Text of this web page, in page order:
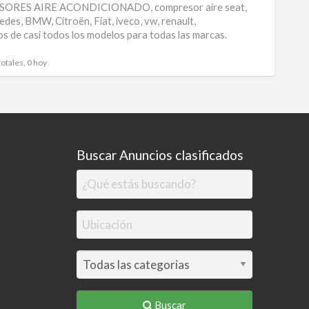
AIRE ACONDICIONADO, compresor aire seat,
BMW, Citroën, Fiat, iveco, vw, renault,
de casi todos los modelos para todas las marcas.
0 hoy
Buscar Anuncios clasificados
Buscar